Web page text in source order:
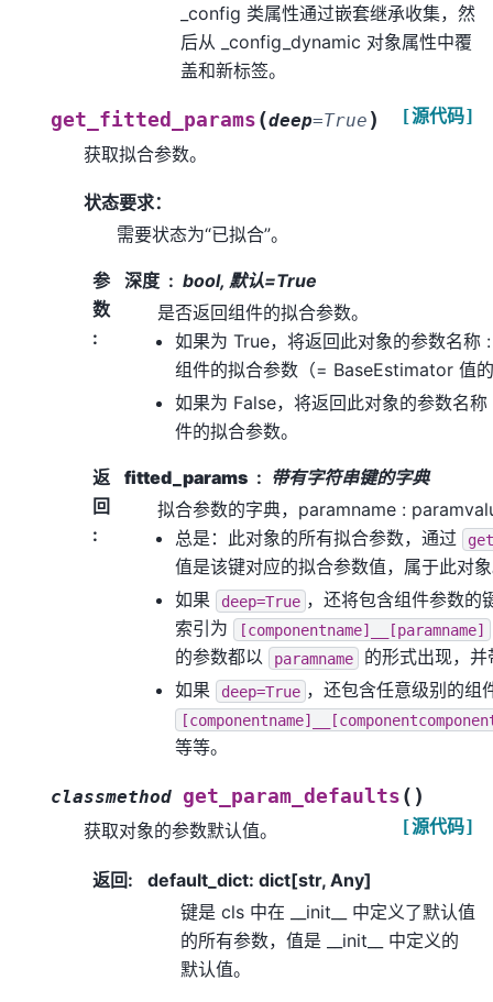
_config 类属性通过嵌套继承收集，然
后从 _config_dynamic 对象属性中覆
盖和新标签。
get_fitted_params (deep=True ) [源代码]
获取拟合参数。
状态要求：
需要状态为“已拟合”。
参
数
:
深度
bool, 默认=True
是否返回组件的拟合参数。
如果为 True，将返回此对象的参数名称
组件的拟合参数（= BaseEstimator 值
如果为 False，将返回此对象的参数名
件的拟合参数。
返
回
:
fitted_params
带有字符串键的字典
拟合参数的字典，paramname :
总是：此对象的所有拟合参数，通过
值是该键对应的拟合参数值，属于此对
如果
deep=True ，还将包含组件参数的
索引为
[componentname]__[paramname]
的参数都以
paramname
的形式出现，
如果
deep=True ，还包含任意级别的组
等等。
classmethod get_param_defaults ( )
[源代码]
获取对象的参数默认值。
返回:
default_dict: dict[str, Any]
键是 cls 中在 __init__ 中定义了默认值
的所有参数，值是 __init__ 中定义的
默认值。